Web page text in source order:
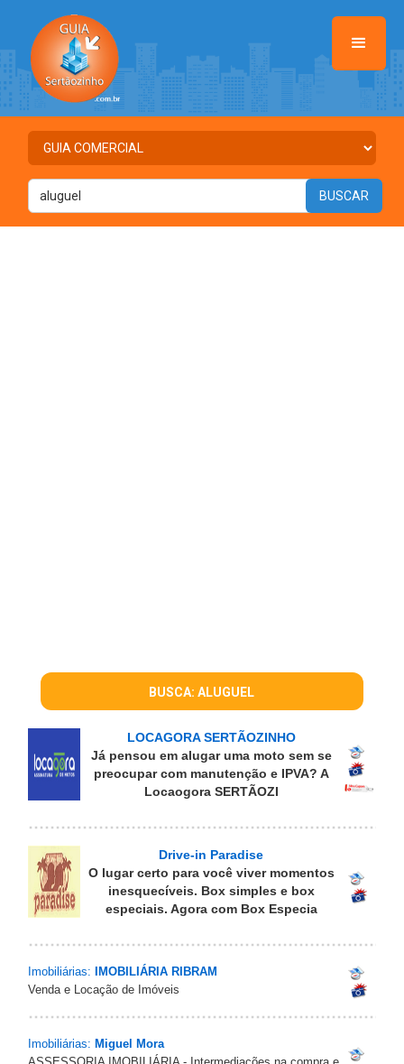
BUSCA: ALUGUEL
LOCAGORA SERTÃOZINHO
Já pensou em alugar uma moto sem se
preocupar com manutenção e IPVA? A
Locaogora SERTÃOZI
Drive-in Paradise
O lugar certo para você viver momentos
inesquecíveis. Box simples e box
especiais. Agora com Box Especia
Imobiliárias:
IMOBILIÁRIA RIBRAM
Venda e Locação de Imóveis
Imobiliárias: Miguel Mora